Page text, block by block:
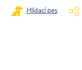
Hlídací pes